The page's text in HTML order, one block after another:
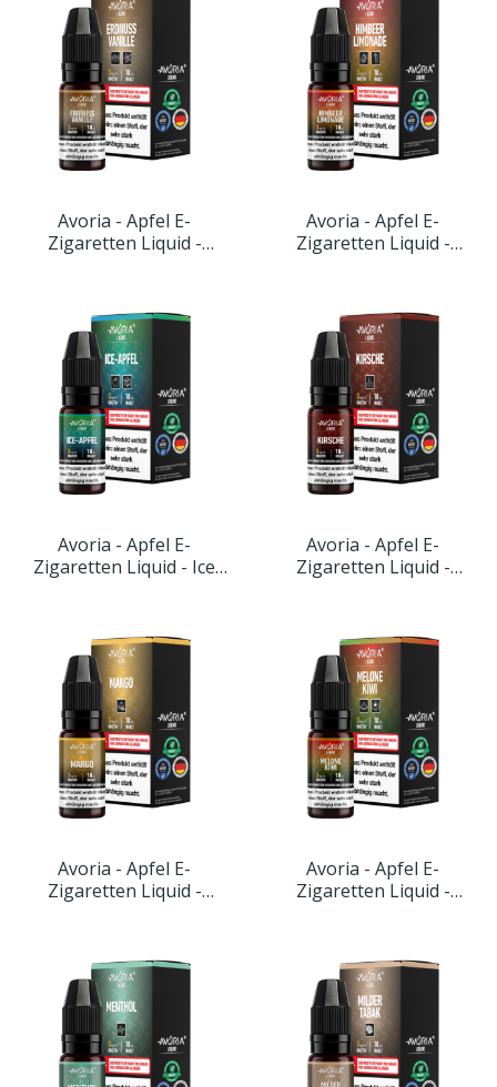
Avoria - Apfel E-
Zigaretten Liquid -
Avoria - Apfel E-
Zigaretten Liquid -
Avoria - Apfel E-
Zigaretten Liquid - Ice
Avoria - Apfel E-
Zigaretten Liquid -
Avoria - Apfel E-
Zigaretten Liquid -
Avoria - Apfel E-
Zigaretten Liquid -